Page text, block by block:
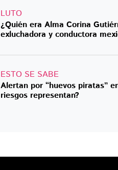
LUTO
¿Quién era Alma Corina
exluchadora y conductora
ESTO SE SABE
Alertan por “huevos piratas”
riesgos representan?